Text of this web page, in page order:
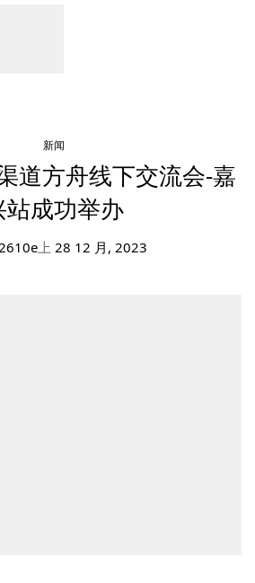
新闻
道方舟线下交流会-嘉
站成功举办
上 28 12 月, 2023